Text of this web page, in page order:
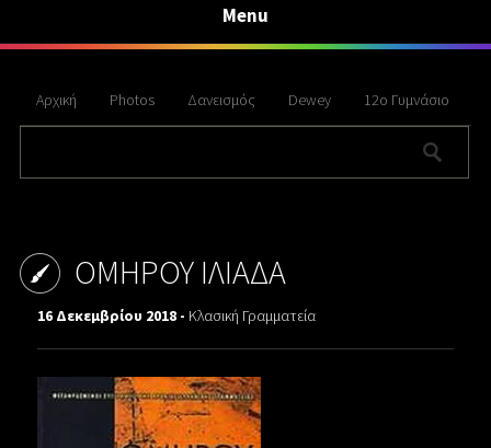
Menu
Αρχική Photos Δανεισμός Dewey 12ο Γυμνάσιο
ΟΜΗΡΟΥ ΙΛΙΑΔΑ
16 Δεκεμβρίου 2018 - Κλασική Γραμματεία